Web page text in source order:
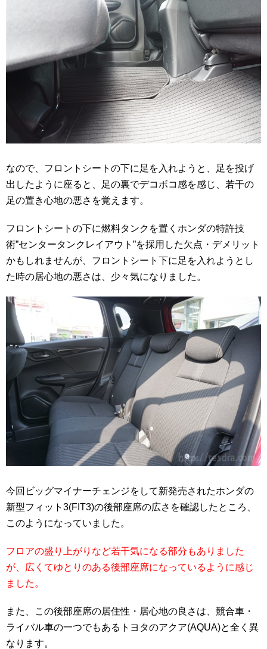
なので、フロントシートの下に足を入れようと、足を投げ
出したように座ると、足の裏でデコボコ感を感じ、若干の
足の置き心地の悪さを覚えます。
フロントシートの下に燃料タンクを置くホンダの特許技
術”センタータンクレイアウト”を採用した欠点・デメリット
かもしれませんが、フロントシート下に足を入れようとし
た時の居心地の悪さは、少々気になりました。
今回ビッグマイナーチェンジをして新発売されたホンダの
新型フィット3(FIT3)の後部座席の広さを確認したところ、
このようになっていました。
フロアの盛り上がりなど若干気になる部分もありました
が、広くてゆとりのある後部座席になっているように感じ
ました。
また、この後部座席の居住性・居心地の良さは、競合車・
ライバル車の一つでもあるトヨタのアクア(AQUA)と全く異
なります。